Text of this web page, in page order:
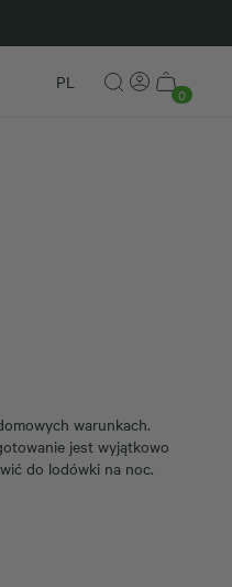
PL
0
warunkach.
jest wyjątkowo
do lodówki na noc.